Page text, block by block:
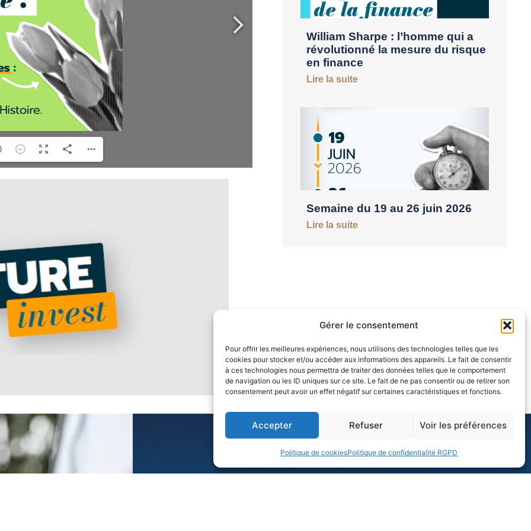
Gérer le consentement
Pour offrir les meilleures expériences, nous utilisons des technologies telles que les
cookies pour stocker et/ou accéder aux informations des appareils. Le fait de consentir
à ces technologies nous permettra de traiter des données telles que le comportement
de navigation ou les ID uniques sur ce site. Le fait de ne pas consentir ou de retirer son
consentement peut avoir un effet négatif sur certaines caractéristiques et fonctions.
Accepter Refuser Voir les préférences
Politique de cookiesPolitique de confidentialité RGPD
William Sharpe : l’homme qui a
révolutionné la mesure du risque
en finance
Lire la suite
Semaine du 19 au 26 juin 2026
Lire la suite